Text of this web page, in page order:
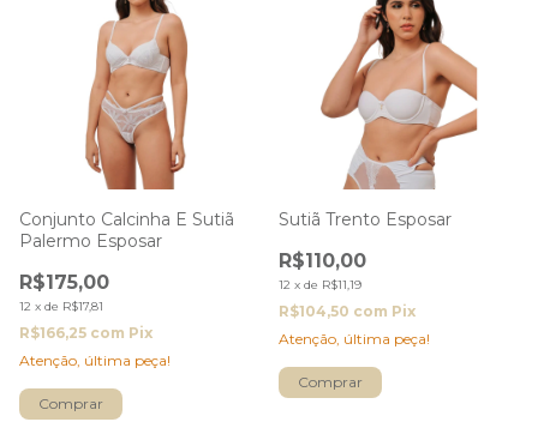
Conjunto Calcinha E Sutiã
Palermo Esposar
R$175,00
12 x de R$17,81
R$166,25 com Pix
Atenção, última peça!
Comprar
Sutiã Trento Esposar
R$110,00
12 x de R$11,19
R$104,50 com Pix
Atenção, última peça!
Comprar